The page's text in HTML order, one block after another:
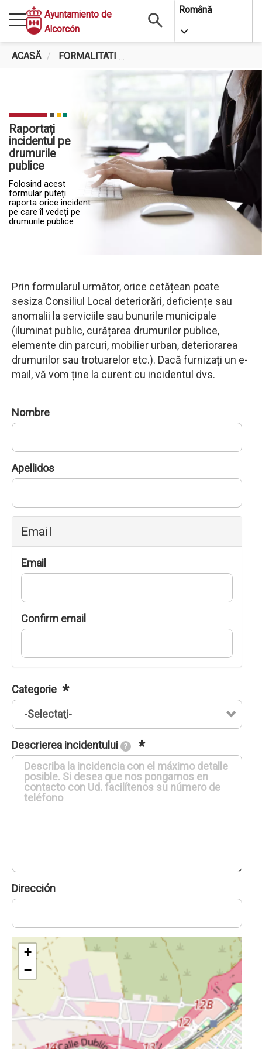
conţinutul
principal
Ayuntamiento de
Alcorcón
Română
Toggle
ACASĂ FORMALITATI
Raportați
incidentul pe
drumurile
publice
Folosind acest
formular puteți
raporta orice incident
pe care îl vedeți pe
drumurile publice
Prin formularul următor, orice cetățean poate
sesiza Consiliul Local deteriorări, deficiențe sau
anomalii la serviciile sau bunurile municipale
(iluminat public, curățarea drumurilor publice,
elemente din parcuri, mobilier urban, deteriorarea
drumurilor sau trotuarelor etc.). Dacă furnizați un e-
mail, vă vom ține la curent cu incidentul dvs.
Nombre
Apellidos
Email
Email
Confirm email
Categorie
Descrierea incidentului ?
Dirección
+
−